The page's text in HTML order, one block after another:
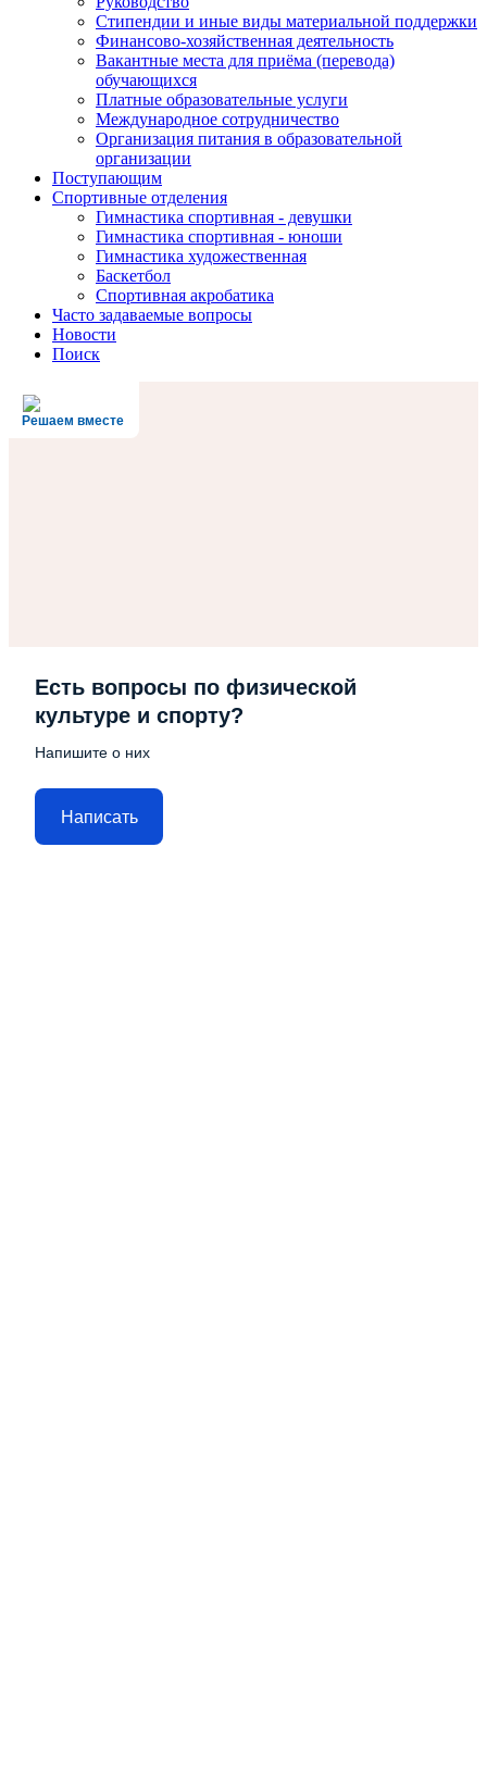
Стипендии и иные виды материальной поддержки
Финансово-хозяйственная деятельность
Вакантные места для приёма (перевода)
обучающихся
Платные образовательные услуги
Международное сотрудничество
Организация питания в образовательной
организации
Поступающим
Спортивные отделения
Гимнастика спортивная - девушки
Гимнастика спортивная - юноши
Гимнастика художественная
Баскетбол
Спортивная акробатика
Часто задаваемые вопросы
Новости
Поиск
Решаем вместе
Есть вопросы по физической
культуре и спорту?
Напишите о них
Написать